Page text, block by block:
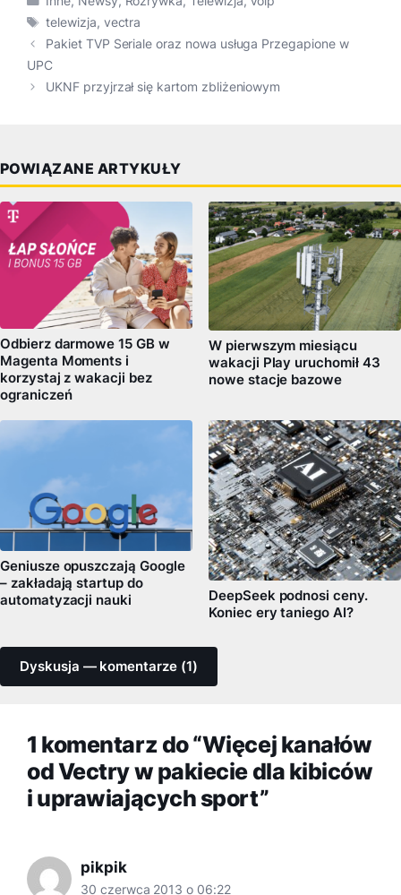
Tagi
telewizja, vectra
Pakiet TVP Seriale oraz nowa usługa Przegapione w
UPC
UKNF przyjrzał się kartom zbliżeniowym
POWIĄZANE ARTYKUŁY
Odbierz darmowe 15 GB w
Magenta Moments i
korzystaj z wakacji bez
ograniczeń
W pierwszym miesiącu
wakacji Play uruchomił 43
nowe stacje bazowe
Geniusze opuszczają Google
– zakładają startup do
automatyzacji nauki
DeepSeek podnosi ceny.
Koniec ery taniego AI?
Dyskusja — komentarze (1)
1 komentarz do “Więcej kanałów
od Vectry w pakiecie dla kibiców
i uprawiających sport”
pikpik
30 czerwca 2013 o 06:22